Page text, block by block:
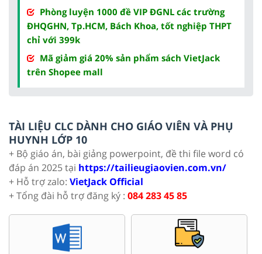
Phòng luyện 1000 đề VIP ĐGNL các trường
ĐHQGHN, Tp.HCM, Bách Khoa, tốt nghiệp THPT
chỉ với 399k
Mã giảm giá 20% sản phẩm sách VietJack
trên Shopee mall
TÀI LIỆU CLC DÀNH CHO GIÁO VIÊN VÀ PHỤ
HUYNH LỚP 10
+ Bộ giáo án, bài giảng powerpoint, đề thi file word có
đáp án 2025 tại https://tailieugiaovien.com.vn/
+ Hỗ trợ zalo: VietJack Official
+ Tổng đài hỗ trợ đăng ký : 084 283 45 85